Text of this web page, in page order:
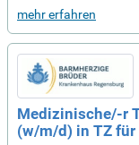
mehr erfahren
Medizinische/-r
(w/m/d) in TZ für